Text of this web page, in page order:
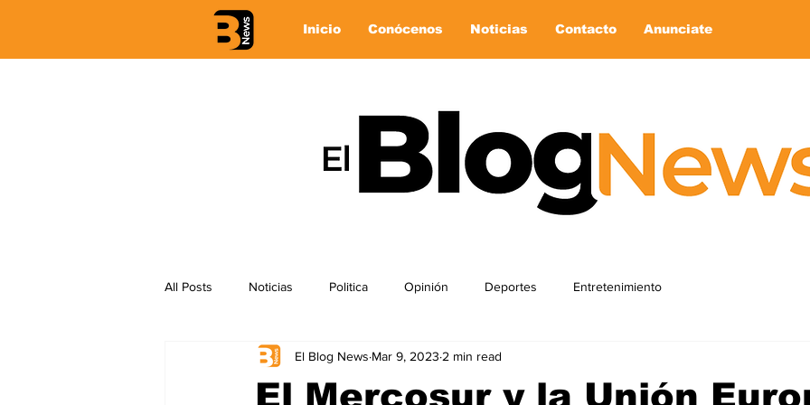
Inicio Conócenos Noticias Contacto Anunciate
All Posts Noticias Politica Opinión Deportes Entretenimiento
El Mercosur y la Unión
El Blog News Mar 9, 2023 2 min read